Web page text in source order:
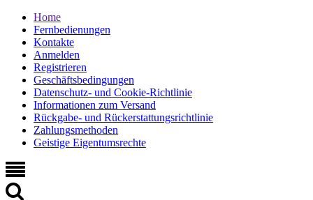
Home
Fernbedienungen
Kontakte
Anmelden
Registrieren
Geschäftsbedingungen
Datenschutz- und Cookie-Richtlinie
Informationen zum Versand
Rückgabe- und Rückerstattungsrichtlinie
Zahlungsmethoden
Geistige Eigentumsrechte